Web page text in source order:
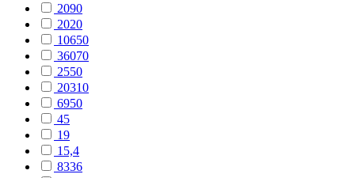
2090
2020
10650
36070
2550
20310
6950
45
19
15,4
8336